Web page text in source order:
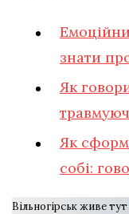
знати
Як
Як
собі:
Вільногірськ живе тут